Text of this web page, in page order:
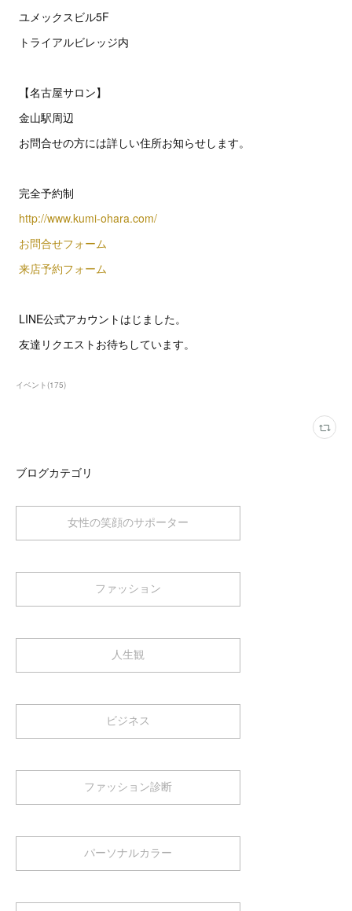
ユメックスビル5F
トライアルビレッジ内
【名古屋サロン】
金山駅周辺
お問合せの方には詳しい住所お知らせします。
完全予約制
http://www.kumi-ohara.com/
お問合せフォーム
来店予約フォーム
LINE公式アカウントはじました。
友達リクエストお待ちしています。
イベント(175)
ブログカテゴリ
女性の笑顔のサポーター
ファッション
人生観
ビジネス
ファッション診断
パーソナルカラー